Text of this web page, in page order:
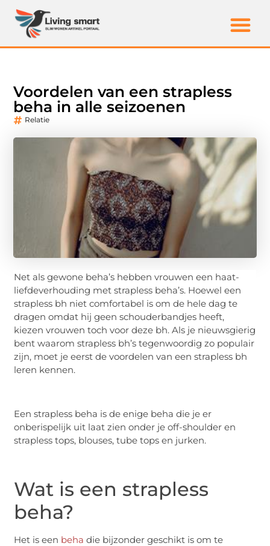
Voordelen van een strapless
beha in alle seizoenen
Relatie
Net als gewone beha’s hebben vrouwen een haat-
liefdeverhouding met strapless beha’s. Hoewel een
strapless bh niet comfortabel is om de hele dag te
dragen omdat hij geen schouderbandjes heeft,
kiezen vrouwen toch voor deze bh. Als je nieuwsgierig
bent waarom strapless bh’s tegenwoordig zo populair
zijn, moet je eerst de voordelen van een strapless bh
leren kennen.
Een strapless beha is de enige beha die je er
onberispelijk uit laat zien onder je off-shoulder en
strapless tops, blouses, tube tops en jurken.
Wat is een strapless
beha?
Het is een beha die bijzonder geschikt is om te